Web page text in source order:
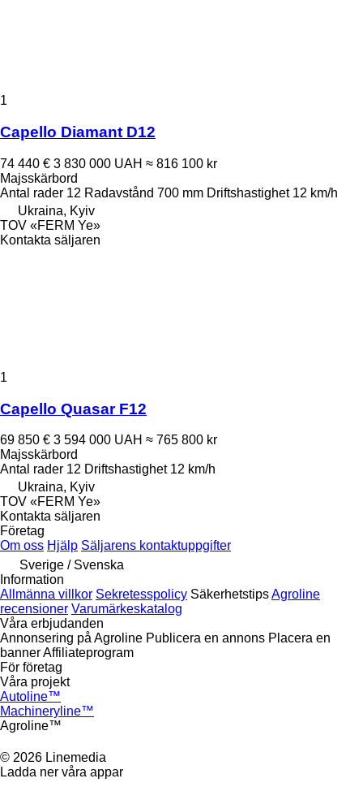
1
Capello Diamant D12
74 440 € 3 830 000 UAH ≈ 816 100 kr
Majsskärbord
Antal rader 12 Radavstånd 700 mm Driftshastighet 12 km/h
Ukraina, Kyiv
TOV «FERM Ye»
Kontakta säljaren
1
Capello Quasar F12
69 850 € 3 594 000 UAH ≈ 765 800 kr
Majsskärbord
Antal rader 12 Driftshastighet 12 km/h
Ukraina, Kyiv
TOV «FERM Ye»
Kontakta säljaren
Företag
Om oss Hjälp Säljarens kontaktuppgifter
Sverige / Svenska
Information
Allmänna villkor Sekretesspolicy SäkerhetstipsAgroline
recensioner Varumärkeskatalog
Våra erbjudanden
Annonsering på Agroline Publicera en annons Placera en
bannerAffiliateprogram
För företag
Våra projekt
Autoline™
Machineryline™
Agroline™
© 2026 Linemedia
Ladda ner våra appar